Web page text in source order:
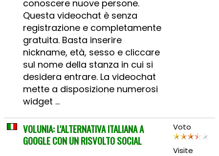
conoscere nuove persone.
Questa videochat è senza
registrazione e completamente
gratuita. Basta inserire
nickname, età, sesso e cliccare
sul nome della stanza in cui si
desidera entrare. La videochat
mette a disposizione numerosi
widget ...
VOLUNIA: L'ALTERNATIVA ITALIANA A
GOOGLE CON UN RISVOLTO SOCIAL
Voto
Visite